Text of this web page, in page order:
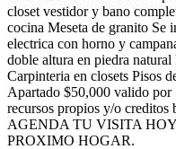
closet vestidor y bano
cocina Meseta de granito Se
electrica con horno y
doble altura en piedra
Carpinteria en closets Pisos
Apartado $50,000 valido por
recursos propios y/o
AGENDA TU VISITA
PROXIMO HOGAR.